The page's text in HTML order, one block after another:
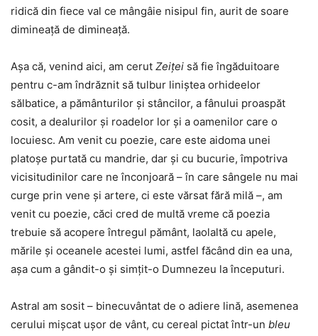
ridică din fiece val ce mângâie nisipul fin, aurit de soare
dimineață de dimineață.
Așa că, venind aici, am cerut Zeiței să fie îngăduitoare
pentru c-am îndrăznit să tulbur liniștea orhideelor
sălbatice, a pământurilor și stâncilor, a fânului proaspăt
cosit, a dealurilor și roadelor lor și a oamenilor care o
locuiesc. Am venit cu poezie, care este aidoma unei
platoșe purtată cu mandrie, dar și cu bucurie, împotriva
vicisitudinilor care ne înconjoară – în care sângele nu mai
curge prin vene și artere, ci este vărsat fără milă –, am
venit cu poezie, căci cred de multă vreme că poezia
trebuie să acopere întregul pământ, laolaltă cu apele,
mările și oceanele acestei lumi, astfel făcând din ea una,
așa cum a gândit-o și simțit-o Dumnezeu la începuturi.
Astral am sosit – binecuvântat de o adiere lină, asemenea
cerului mișcat ușor de vânt, cu cereal pictat într-un bleu